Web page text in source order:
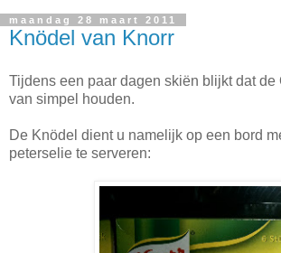
maandag 28 maart 2011
Knödel van Knorr
Tijdens een paar dagen skiën blijkt dat de
van simpel houden.
De Knödel dient u namelijk op een bord
peterselie te serveren: